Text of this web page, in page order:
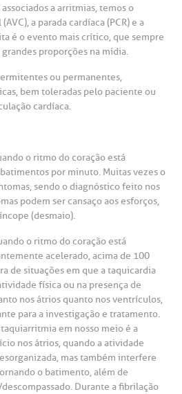
feira das 7h às 18h
BP
Autoimunes
médico
particular
Ortopedia
a arritmias, temos o
a parada cardíaca (PCR) e a
é o evento mais crítico, que sempre
proporções na mídia.
ou permanentes,
bem toleradas pelo paciente ou
cardíaca.
o ritmo do coração está
por minuto. Muitas vezes o
sendo o diagnóstico feito nos
podem ser cansaço aos esforços,
(desmaio).
o ritmo do coração está
acelerado, acima de 100
de situações em que a taquicardia
física ou na presença de
nos átrios quanto nos ventrículos,
para a investigação e tratamento.
em nosso meio é a
nos átrios, quando a atividade
mas também interfere
o batimento, além de
Durante a fibrilação